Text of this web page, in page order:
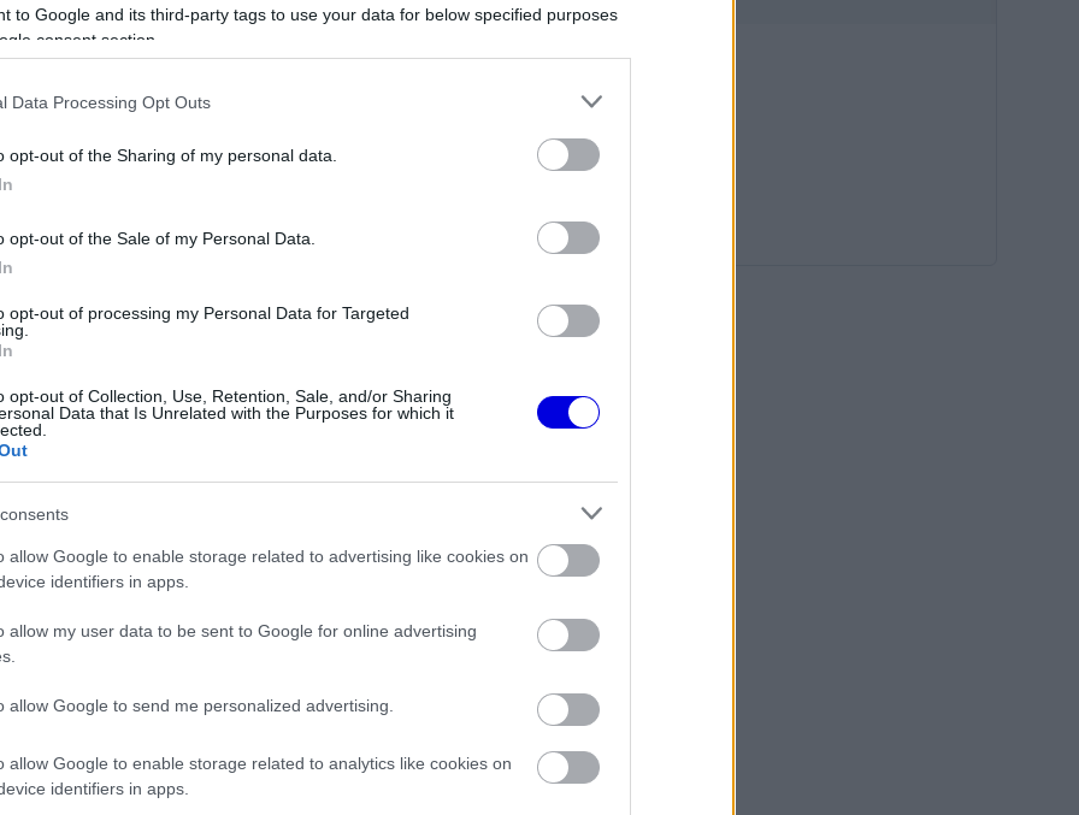
to Google and its third-party tags to use your data for below specified purposes
consent section.
Data Processing Opt Outs
opt-out of the Sharing of my personal data.
opt-out of the Sale of my Personal Data.
opt-out of processing my Personal Data for Targeted
opt-out of Collection, Use, Retention, Sale, and/or Sharing
Data that Is Unrelated with the Purposes for which it
allow Google to enable storage related to advertising like cookies on
identifiers in apps.
allow my user data to be sent to Google for online advertising
allow Google to send me personalized advertising.
allow Google to enable storage related to analytics like cookies on
identifiers in apps.
a pilóta panaszainak egy részét, a
elutasítja. A szakíró úgy véli, a
érdekli, a háttérben meghúzódó technikai
állhat Max
FORMA-1
a rajongók valóban nem értenek ebből
amíg van akció a pályán. Ha megvan